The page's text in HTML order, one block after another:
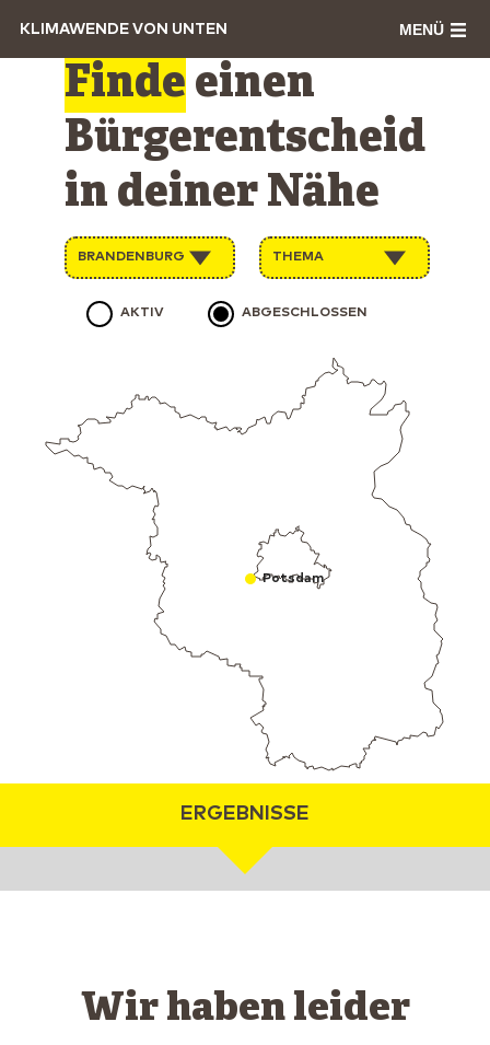
KLIMAWENDE VON UNTEN MENÜ
Potsdam
Finde einen
Bürgerentscheid
in deiner Nähe
BRANDENBURG THEMA
AKTIV ABGESCHLOSSEN
ERGEBNISSE
Wir haben leider